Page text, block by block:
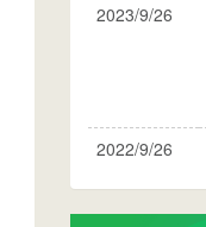
2023/9/26
2022/9/26